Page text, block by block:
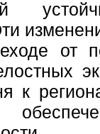
от
к